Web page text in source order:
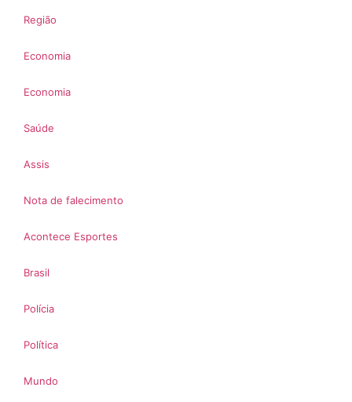
Região
Economia
Economia
Saúde
Assis
Nota de falecimento
Acontece Esportes
Brasil
Polícia
Política
Mundo